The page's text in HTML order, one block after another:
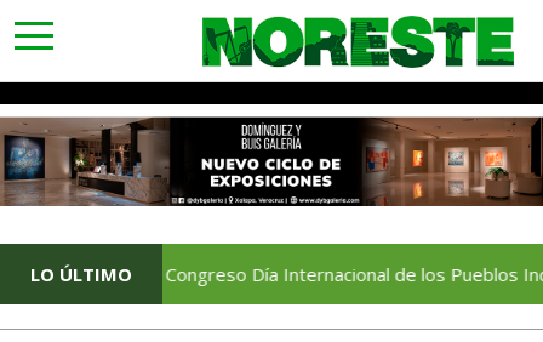
toggle
navigation
LO ÚLTIMOCongreso Día Internacional de los Pueblos Indígenas